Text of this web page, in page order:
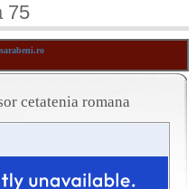
75
cetatenia romana